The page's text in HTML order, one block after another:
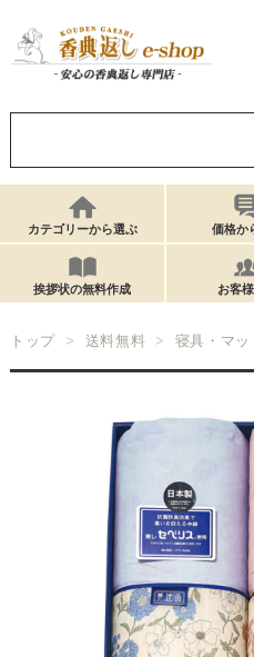
カテゴリーから選ぶ 価格か
挨拶状の無料作成 お客
トップ 送料無料 寝具・マッ